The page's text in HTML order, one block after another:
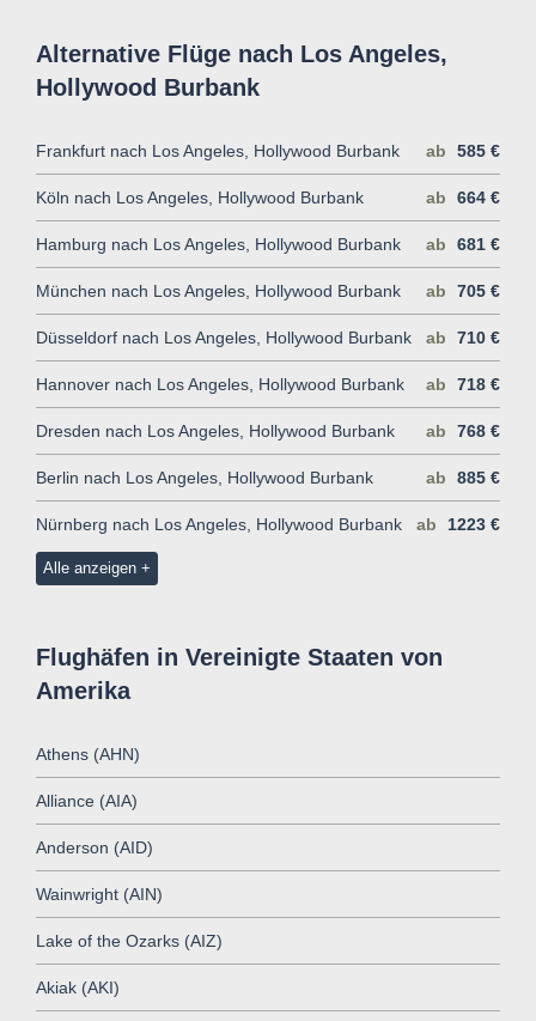
Alternative Flüge nach Los Angeles,
Hollywood Burbank
Frankfurt nach Los Angeles, Hollywood Burbank ab 585 €
Köln nach Los Angeles, Hollywood Burbank ab 664 €
Hamburg nach Los Angeles, Hollywood Burbank ab 681 €
München nach Los Angeles, Hollywood Burbank ab 705 €
Düsseldorf nach Los Angeles, Hollywood Burbank ab 710 €
Hannover nach Los Angeles, Hollywood Burbank ab 718 €
Dresden nach Los Angeles, Hollywood Burbank ab 768 €
Berlin nach Los Angeles, Hollywood Burbank ab 885 €
Nürnberg nach Los Angeles, Hollywood Burbank ab 1223 €
Alle anzeigen
Flughäfen in Vereinigte Staaten von
Amerika
Athens (AHN)
Alliance (AIA)
Anderson (AID)
Wainwright (AIN)
Lake of the Ozarks (AIZ)
Akiak (AKI)